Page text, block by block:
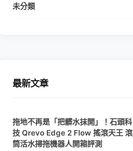
未分類
最新文章
拖地不再是「把髒水抹開」！石頭科
技 Qrevo Edge 2 Flow 搖滾天王 滾
筒活水掃拖機器人開箱評測